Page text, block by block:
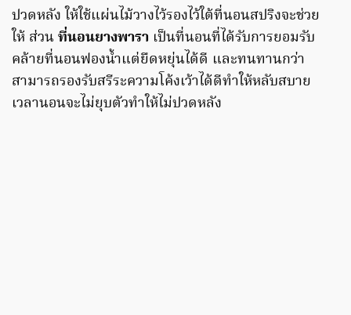
ปวดหลัง ให้ใช้แผ่นไม้วางไว้รองไว้ใต้ที่นอนสปริงจะช่วย
ให้ ส่วนที่นอนยางพารา เป็นที่นอนที่ได้รับการยอมรับ
คล้ายที่นอนฟองน้ำแต่ยืดหยุ่นได้ดี และทนทานกว่า
สามารถรองรับสรีระความโค้งเว้าได้ดีทำให้หลับสบาย
เวลานอนจะไม่ยุบตัวทำให้ไม่ปวดหลัง